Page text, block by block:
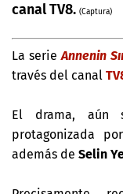
canal TV8. (Captura)
La serieAnnenin
través del canal
El drama, aún
protagonizada
además de Selin